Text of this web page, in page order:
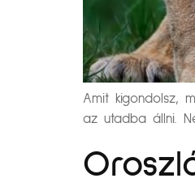
Amit kigondolsz,
az utadba állni.